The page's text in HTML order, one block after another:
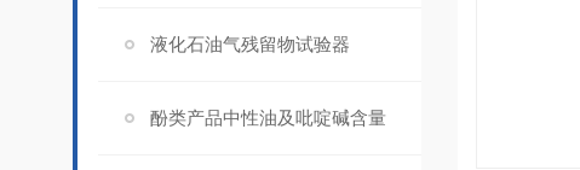
液化石油气残留物试验器
酚类产品中性油及吡啶碱含量